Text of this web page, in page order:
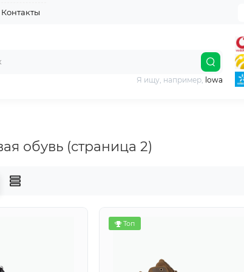
Контакты
Я ищу, например, lowa
обувь (страница 2)
Топ